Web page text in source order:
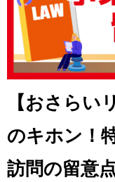
【おさらい
のキホン！
訪問の留意